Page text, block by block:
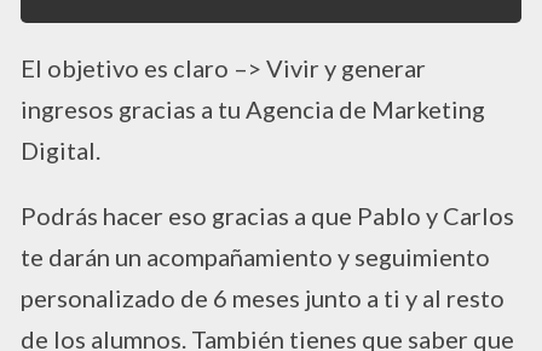
El objetivo es claro –> Vivir y generar
ingresos gracias a tu Agencia de Marketing
Digital.
Podrás hacer eso gracias a que Pablo y Carlos
te darán un acompañamiento y seguimiento
personalizado de 6 meses junto a ti y al resto
de los alumnos. También tienes que saber que